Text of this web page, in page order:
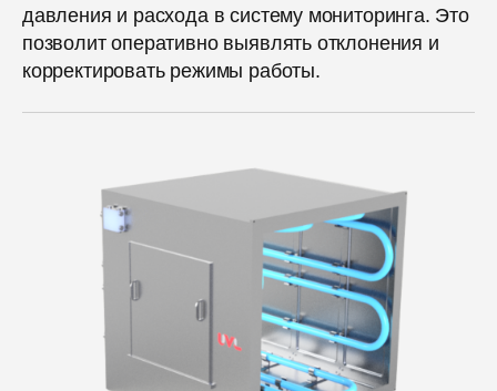
давления и расхода в систему мониторинга. Это
позволит оперативно выявлять отклонения и
корректировать режимы работы.